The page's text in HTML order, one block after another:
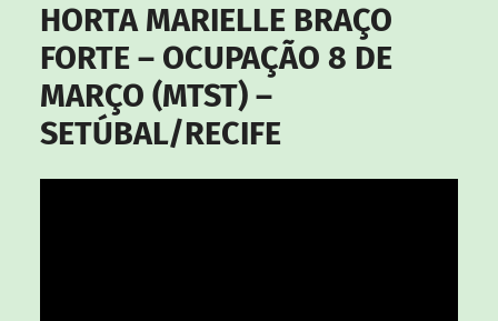
HORTA MARIELLE BRAÇO
FORTE – OCUPAÇÃO 8 DE
MARÇO (MTST) –
SETÚBAL/RECIFE